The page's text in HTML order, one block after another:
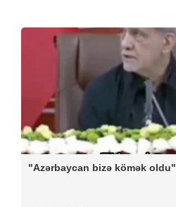
"Azərbaycan bizə kömək oldu"